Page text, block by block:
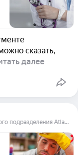
сказать,
далее
Врач-генетик, Руководитель аналитического подразделения Atlas Biomed Group